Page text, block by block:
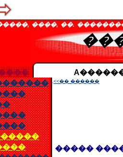
����, ��. �����������
,<<�� ������
�����